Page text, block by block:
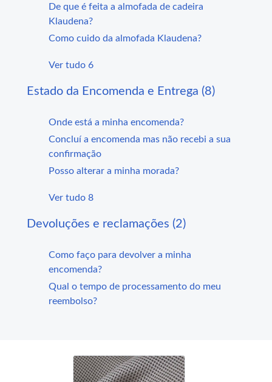
De que é feita a almofada de cadeira
Klaudena?
Como cuido da almofada Klaudena?
Ver tudo 6
Estado da Encomenda e Entrega (8)
Onde está a minha encomenda?
Concluí a encomenda mas não recebi a sua
confirmação
Posso alterar a minha morada?
Ver tudo 8
Devoluções e reclamações (2)
Como faço para devolver a minha
encomenda?
Qual o tempo de processamento do meu
reembolso?